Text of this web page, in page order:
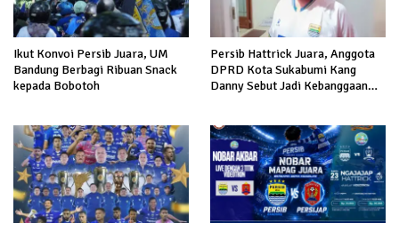
Ikut Konvoi Persib Juara, UM
Bandung Berbagi Ribuan Snack
kepada Bobotoh
Persib Hattrick Juara, Anggota
DPRD Kota Sukabumi Kang
Danny Sebut Jadi Kebanggaan